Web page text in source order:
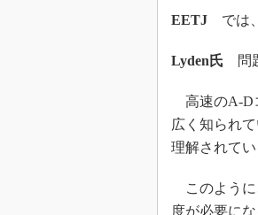
EETJ では
Lyden氏 問
高速のA-D
広く知られ
理解されてい
このように
度が必要にな